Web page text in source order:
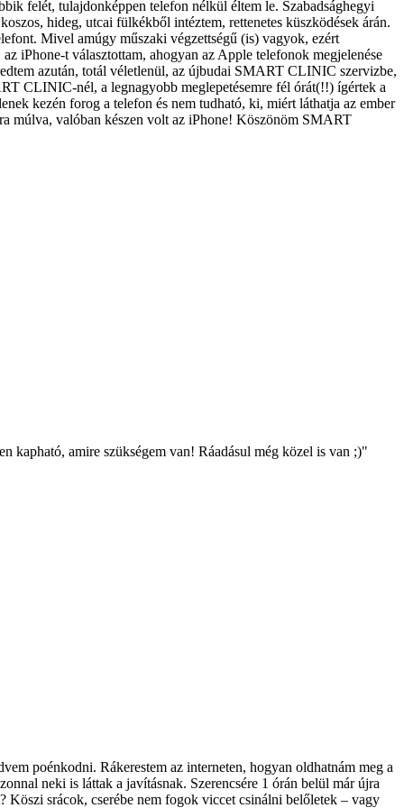
felét, tulajdonképpen telefon nélkül éltem le. Szabadsághegyi
hideg, utcai fülkékből intéztem, rettenetes küszködések árán.
Mivel amúgy műszaki végzettségű (is) vagyok, ezért
iPhone-t választottam, ahogyan az Apple telefonok megjelenése
azután, totál véletlenül, az újbudai SMART CLINIC szervizbe,
CLINIC-nél, a legnagyobb meglepetésemre fél órát(!!) ígértek a
kezén forog a telefon és nem tudható, ki, miért láthatja az ember
múlva, valóban készen volt az iPhone! Köszönöm SMART
kapható, amire szükségem van! Ráadásul még közel is van ;)"
poénkodni. Rákerestem az interneten, hogyan oldhatnám meg a
neki is láttak a javításnak. Szerencsére 1 órán belül már újra
Köszi srácok, cserébe nem fogok viccet csinálni belőletek – vagy